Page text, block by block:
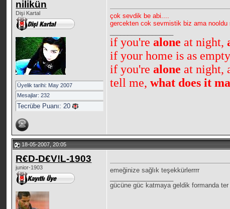
nilikün
Dişi Kartal
Üyelik tarihi: May 2007
Mesajlar: 232
Tecrübe Puanı:20
çok sevdik be abi....
gercekten cok sevmistik biz ama
if you'realone at night,
if your home is as
if you'realone at night,
tell me,what does it
18-05-2007, 20:05
R€D-D€V!L-1903
junior-1903
emeğinize sağlık teşekkürlerrrr
gücüne güc katmaya geldik formanda